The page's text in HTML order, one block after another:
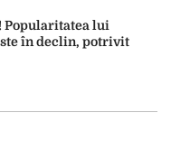
Popularitatea lui
în declin, potrivit